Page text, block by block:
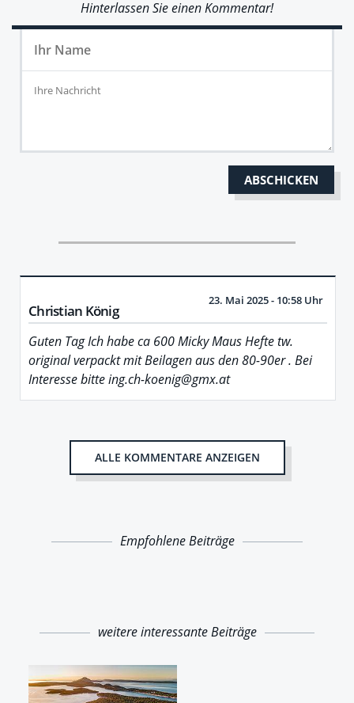
Hinterlassen Sie einen Kommentar!
Christian König
23. Mai 2025 - 10:58 Uhr
Guten Tag Ich habe ca 600 Micky Maus Hefte tw.
original verpackt mit Beilagen aus den 80-90er . Bei
Interesse bitte ing.ch-koenig@gmx.at
ALLE KOMMENTARE ANZEIGEN
Empfohlene Beiträge
weitere interessante Beiträge